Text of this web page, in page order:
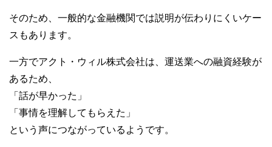
そのため、一般的な金融機関では説明が伝わりにくいケー
スもあります。
一方でアクト・ウィル株式会社は、運送業への融資経験が
あるため、
「話が早かった」
「事情を理解してもらえた」
という声につながっているようです。